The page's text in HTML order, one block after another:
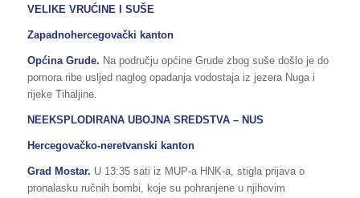
VELIKE VRUĆINE I SUŠE
Zapadnohercegovački kanton
Općina Grude. Na području općine Grude zbog suše došlo je do
pomora ribe usljed naglog opadanja vodostaja iz jezera Nuga i
rijeke Tihaljine.
NEEKSPLODIRANA UBOJNA SREDSTVA – NUS
Hercegovačko-neretvanski kanton
Grad Mostar. U 13:35 sati iz MUP-a HNK-a, stigla prijava o
pronalasku ručnih bombi, koje su pohranjene u njihovim